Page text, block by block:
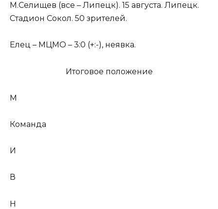
М.Селищев (все – Липецк). 15 августа. Липецк.
Стадион Сокол. 50 зрителей.
Елец – МЦМО – 3:0 (+:-), неявка.
Итоговое положение
М
Команда
И
В
Н